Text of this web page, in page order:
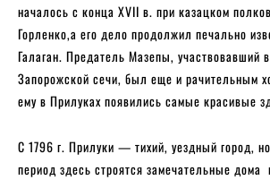
началось с конца XVII в. при казацком
Горленко,а его дело продолжил печально
Галаган. Предатель Мазепы, участвовавший
Запорожской сечи, был еще и рачительным
ему в Прилуках появились самые красивые
С 1796 г. Прилуки — тихий, уездный город,
период здесь строятся замечательные дома